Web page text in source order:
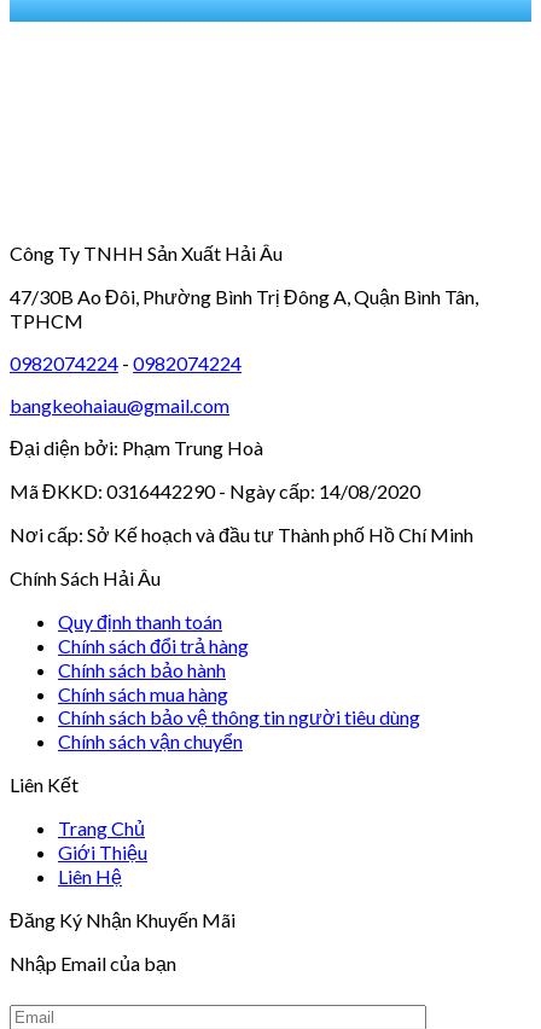
Công Ty TNHH Sản Xuất Hải Âu
47/30B Ao Đôi, Phường Bình Trị Đông A, Quận Bình Tân,
TPHCM
0982074224 - 0982074224
bangkeohaiau@gmail.com
Đại diện bởi: Phạm Trung Hoà
Mã ĐKKD: 0316442290 - Ngày cấp: 14/08/2020
Nơi cấp: Sở Kế hoạch và đầu tư Thành phố Hồ Chí Minh
Chính Sách Hải Âu
Quy định thanh toán
Chính sách đổi trả hàng
Chính sách bảo hành
Chính sách mua hàng
Chính sách bảo vệ thông tin người tiêu dùng
Chính sách vận chuyển
Liên Kết
Trang Chủ
Giới Thiệu
Liên Hệ
Đăng Ký Nhận Khuyến Mãi
Nhập Email của bạn